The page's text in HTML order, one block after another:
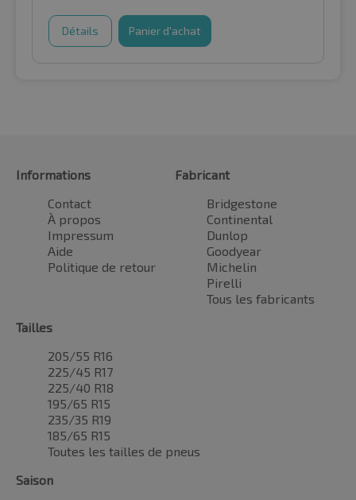
Détails Panier d'achat
Informations
Contact
À propos
Impressum
Aide
Politique de retour
Fabricant
Bridgestone
Continental
Dunlop
Goodyear
Michelin
Pirelli
Tous les fabricants
Tailles
205/55 R16
225/45 R17
225/40 R18
195/65 R15
235/35 R19
185/65 R15
Toutes les tailles de pneus
Saison